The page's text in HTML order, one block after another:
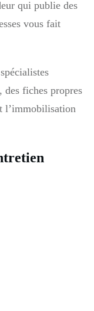
qui publie des
vous fait
fiches propres
l’immobilisation